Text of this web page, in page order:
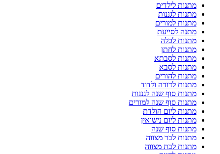
מתנות לילדים
מתנות לגננות
מתנות למורים
מתנה לסייעת
מתנות לכלה
מתנות לחתן
מתנות לסבתא
מתנות לסבא
מתנות להורים
מתנות לדודה ולדוד
מתנות סוף שנה לגננות
מתנות סוף שנה למורים
מתנות ליום הולדת
מתנות ליום נישואין
מתנות סוף שנה
מתנות לבר מצווה
מתנות לבת מצווה